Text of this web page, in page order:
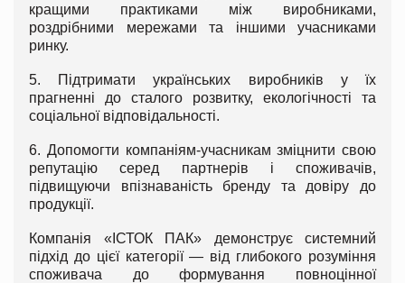
кращими практиками між виробниками,
роздрібними мережами та іншими учасниками
ринку.
5. Підтримати українських виробників у їх
прагненні до сталого розвитку, екологічності та
соціальної відповідальності.
6. Допомогти компаніям-учасникам зміцнити свою
репутацію серед партнерів і споживачів,
підвищуючи впізнаваність бренду та довіру до
продукції.
Компанія «ІСТОК ПАК» демонструє системний
підхід до цієї категорії — від глибокого розуміння
споживача до формування повноцінної